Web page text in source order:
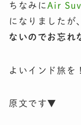
ちなみに Air
になりましたが、
ないのでお忘れ
よいインド旅を！
原文です▼